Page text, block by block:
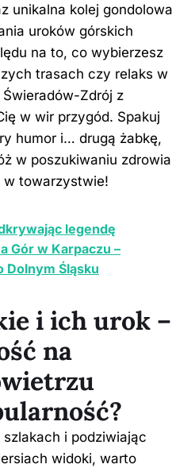
unikalna kolej gondolowa
uroków górskich
na to, co wybierzesz
trasach czy relaks w
Zdrój z
w wir przygód. Spakuj
humor i… drugą żabkę,
w poszukiwaniu zdrowia
w towarzystwie!
legendę
Gór w Karpaczu –
Dolnym Śląsku
i ich urok –
na
i podziwiając
widoki, warto